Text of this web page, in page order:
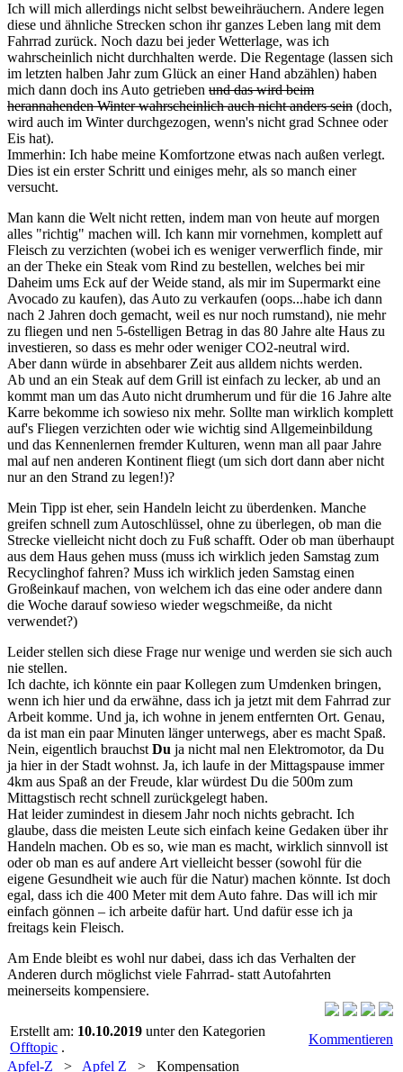
Ich will mich allerdings nicht selbst beweihräuchern. Andere legen
diese und ähnliche Strecken schon ihr ganzes Leben lang mit dem
Fahrrad zurück. Noch dazu bei jeder Wetterlage, was ich
wahrscheinlich nicht durchhalten werde. Die Regentage (lassen sich
im letzten halben Jahr zum Glück an einer Hand abzählen) haben
mich dann doch ins Auto getrieben und das wird beim
herannahenden Winter wahrscheinlich auch nicht anders sein (doch,
wird auch im Winter durchgezogen, wenn's nicht grad Schnee oder
Eis hat).
Immerhin: Ich habe meine Komfortzone etwas nach außen verlegt.
Dies ist ein erster Schritt und einiges mehr, als so manch einer
versucht.
Man kann die Welt nicht retten, indem man von heute auf morgen
alles "richtig" machen will. Ich kann mir vornehmen, komplett auf
Fleisch zu verzichten (wobei ich es weniger verwerflich finde, mir
an der Theke ein Steak vom Rind zu bestellen, welches bei mir
Daheim ums Eck auf der Weide stand, als mir im Supermarkt eine
Avocado zu kaufen), das Auto zu verkaufen (oops...habe ich dann
nach 2 Jahren doch gemacht, weil es nur noch rumstand), nie mehr
zu fliegen und nen 5-6stelligen Betrag in das 80 Jahre alte Haus zu
investieren, so dass es mehr oder weniger CO2-neutral wird.
Aber dann würde in absehbarer Zeit aus alldem nichts werden.
Ab und an ein Steak auf dem Grill ist einfach zu lecker, ab und an
kommt man um das Auto nicht drumherum und für die 16 Jahre alte
Karre bekomme ich sowieso nix mehr. Sollte man wirklich komplett
auf's Fliegen verzichten oder wie wichtig sind Allgemeinbildung
und das Kennenlernen fremder Kulturen, wenn man all paar Jahre
mal auf nen anderen Kontinent fliegt (um sich dort dann aber nicht
nur an den Strand zu legen!)?
Mein Tipp ist eher, sein Handeln leicht zu überdenken. Manche
greifen schnell zum Autoschlüssel, ohne zu überlegen, ob man die
Strecke vielleicht nicht doch zu Fuß schafft. Oder ob man überhaupt
aus dem Haus gehen muss (muss ich wirklich jeden Samstag zum
Recyclinghof fahren? Muss ich wirklich jeden Samstag einen
Großeinkauf machen, von welchem ich das eine oder andere dann
die Woche darauf sowieso wieder wegschmeiße, da nicht
verwendet?)
Leider stellen sich diese Frage nur wenige und werden sie sich auch
nie stellen.
Ich dachte, ich könnte ein paar Kollegen zum Umdenken bringen,
wenn ich hier und da erwähne, dass ich ja jetzt mit dem Fahrrad zur
Arbeit komme. Und ja, ich wohne in jenem entfernten Ort. Genau,
da ist man ein paar Minuten länger unterwegs, aber es macht Spaß.
Nein, eigentlich brauchst Du ja nicht mal nen Elektromotor, da Du
ja hier in der Stadt wohnst. Ja, ich laufe in der Mittagspause immer
4km aus Spaß an der Freude, klar würdest Du die 500m zum
Mittagstisch recht schnell zurückgelegt haben.
Hat leider zumindest in diesem Jahr noch nichts gebracht. Ich
glaube, dass die meisten Leute sich einfach keine Gedaken über ihr
Handeln machen. Ob es so, wie man es macht, wirklich sinnvoll ist
oder ob man es auf andere Art vielleicht besser (sowohl für die
eigene Gesundheit wie auch für die Natur) machen könnte. Ist doch
egal, dass ich die 400 Meter mit dem Auto fahre. Das will ich mir
einfach gönnen – ich arbeite dafür hart. Und dafür esse ich ja
freitags kein Fleisch.
Am Ende bleibt es wohl nur dabei, dass ich das Verhalten der
Anderen durch möglichst viele Fahrrad- statt Autofahrten
meinerseits kompensiere.
Erstellt am: 10.10.2019 unter den Kategorien
Offtopic .
Kommentieren
Apfel-Z > Apfel Z > Kompensation